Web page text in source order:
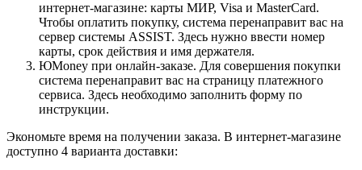
интернет-магазине: карты МИР, Visa и MasterCard.
Чтобы оплатить покупку, система перенаправит вас на
сервер системы ASSIST. Здесь нужно ввести номер
карты, срок действия и имя держателя.
ЮMoney при онлайн-заказе. Для совершения покупки
система перенаправит вас на страницу платежного
сервиса. Здесь необходимо заполнить форму по
инструкции.
Экономьте время на получении заказа. В интернет-магазине
доступно 4 варианта доставки: